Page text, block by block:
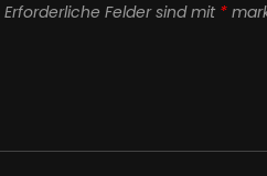
Erforderliche Felder sind mit *